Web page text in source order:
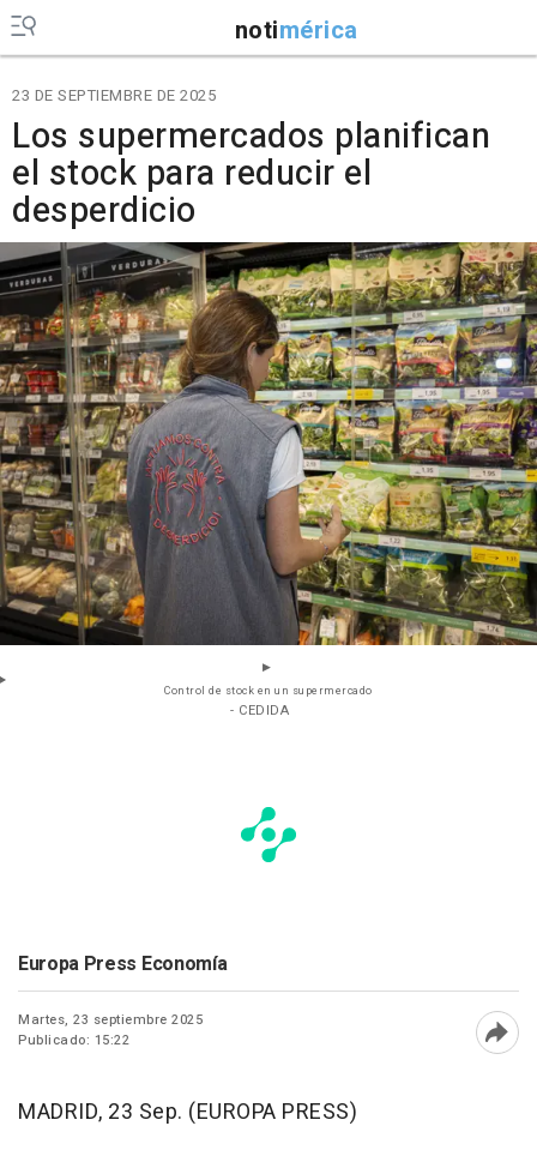
notimérica
23 DE SEPTIEMBRE DE 2025
Los supermercados planifican
el stock para reducir el
desperdicio
Control de stock en un supermercado
- CEDIDA
Europa Press Economía
Martes, 23 septiembre 2025
Publicado: 15:22
MADRID, 23 Sep. (EUROPA PRESS)